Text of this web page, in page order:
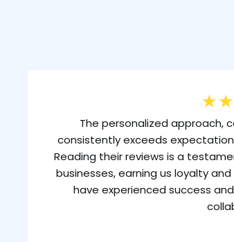
★ ★
The personalized approach,
consistently exceeds
Reading their reviews is a
businesses, earning us loyalty
have experienced success